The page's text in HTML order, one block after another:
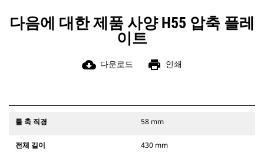
다음에 대한 제품 사양 H55 압축 플레
이트
cloud_download 다운로드 print 인쇄
툴 축 직경 58 mm
전체 길이 430 mm